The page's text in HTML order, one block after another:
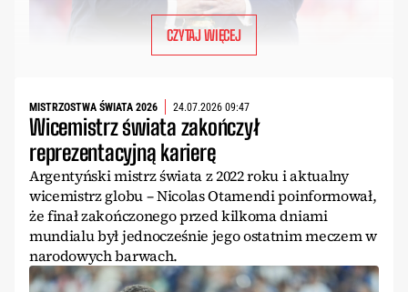
CZYTAJ WIĘCEJ
MISTRZOSTWA ŚWIATA 2026 24.07.2026 09:47
Wicemistrz świata zakończył
reprezentacyjną karierę
Argentyński mistrz świata z 2022 roku i aktualny
wicemistrz globu – Nicolas Otamendi poinformował,
że finał zakończonego przed kilkoma dniami
mundialu był jednocześnie jego ostatnim meczem w
narodowych barwach.